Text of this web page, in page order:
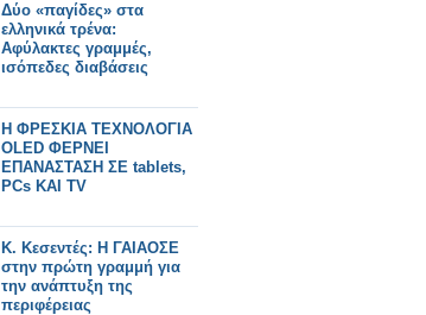
Δύο «παγίδες» στα
ελληνικά τρένα:
Αφύλακτες γραμμές,
ισόπεδες διαβάσεις
Η ΦΡΕΣΚΙΑ ΤΕΧΝΟΛΟΓΙΑ
OLED ΦΕΡΝΕΙ
ΕΠΑΝΑΣΤΑΣΗ ΣΕ tablets,
PCs ΚΑΙ TV
Κ. Κεσεντές: Η ΓΑΙΑΟΣΕ
στην πρώτη γραμμή για
την ανάπτυξη της
περιφέρειας